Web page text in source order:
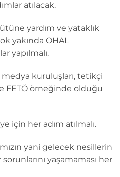
atılacak.
yardım ve yataklık
yakında OHAL
yapılmalı.
medya kuruluşları, tetikçi
FETÖ örneğinde olduğu
için her adım atılmalı.
yani gelecek nesillerin
yaşamaması her